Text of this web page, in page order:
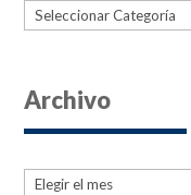
Categorías
Archivo
Archives